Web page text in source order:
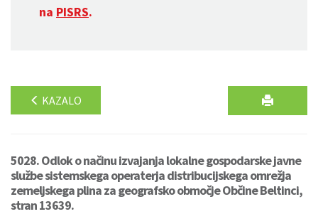
na PISRS.
KAZALO
5028. Odlok o načinu izvajanja lokalne gospodarske javne
službe sistemskega operaterja distribucijskega omrežja
zemeljskega plina za geografsko območje Občine Beltinci,
stran 13639.